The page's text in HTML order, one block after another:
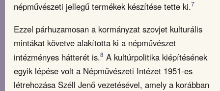
népművészeti jellegű termékek készítése tette ki.7
Ezzel párhuzamosan a kormányzat szovjet kulturális
mintákat követve alakította ki a népművészet
intézményes hátterét is.8 A kultúrpolitika kiépítésének
egyik lépése volt a Népművészeti Intézet 1951-es
létrehozása Széll Jenő vezetésével, amely a korábban